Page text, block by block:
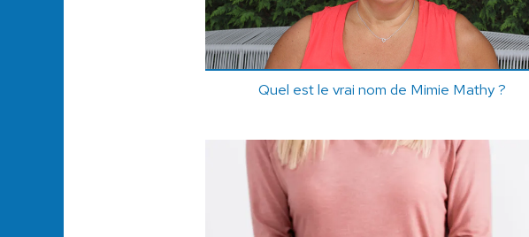
Quel est le vrai nom de Mimie Mathy ?